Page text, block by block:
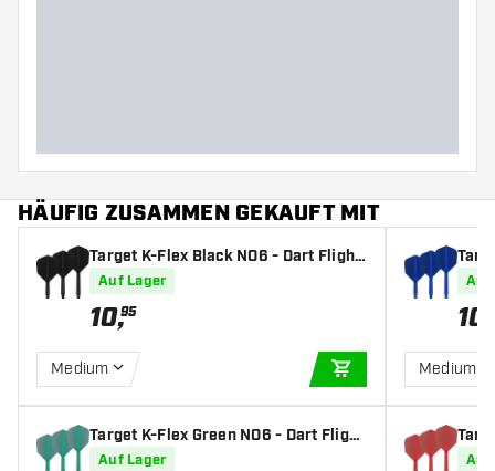
HÄUFIG ZUSAMMEN GEKAUFT MIT
Target K-Flex Black NO6 - Dart Flight
Auf Lager
10,95
Medium
IN DEN
Target K-Flex Green NO6 - Dart Flight
Auf Lager
Auf
10
Medium
Auf